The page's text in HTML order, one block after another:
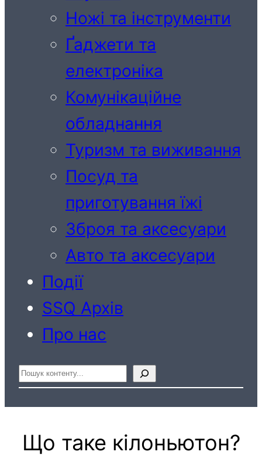
Ножі та інструменти
Ґаджети та
електроніка
Комунікаційне
обладнання
Туризм та виживання
Посуд та
приготування їжі
Зброя та аксесуари
Авто та аксесуари
Події
SSQ Архів
Про нас
Пошук
Що таке кілоньютон?